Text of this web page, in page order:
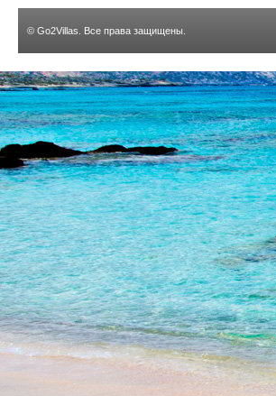
© Go2Villas . Все права защищены.